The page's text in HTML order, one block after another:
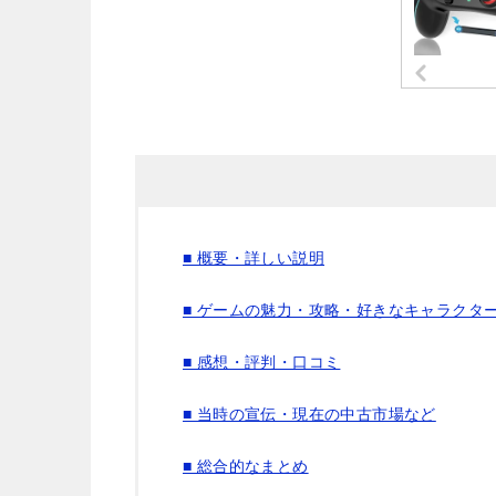
■ 概要・詳しい説明
■ ゲームの魅力・攻略・好きなキャラクタ
■ 感想・評判・口コミ
■ 当時の宣伝・現在の中古市場など
■ 総合的なまとめ